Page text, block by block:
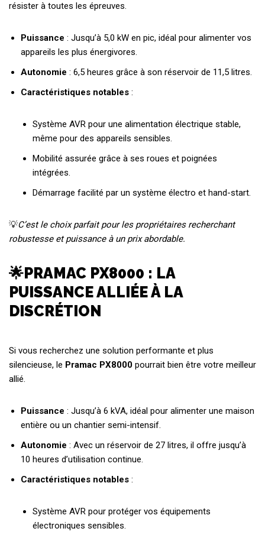
résister à toutes les épreuves.
Puissance : Jusqu’à 5,0 kW en pic, idéal pour alimenter vos
appareils les plus énergivores.
Autonomie : 6,5 heures grâce à son réservoir de 11,5 litres.
Caractéristiques notables :
Système AVR pour une alimentation électrique stable,
même pour des appareils sensibles.
Mobilité assurée grâce à ses roues et poignées
intégrées.
Démarrage facilité par un système électro et hand-start.
💡C’est le choix parfait pour les propriétaires recherchant
robustesse et puissance à un prix abordable.
🌟PRAMAC PX8000 : LA
PUISSANCE ALLIÉE À LA
DISCRÉTION
Si vous recherchez une solution performante et plus
silencieuse, le Pramac PX8000 pourrait bien être votre meilleur
allié.
Puissance : Jusqu’à 6 kVA, idéal pour alimenter une maison
entière ou un chantier semi-intensif.
Autonomie : Avec un réservoir de 27 litres, il offre jusqu’à
10 heures d’utilisation continue.
Caractéristiques notables :
Système AVR pour protéger vos équipements
électroniques sensibles.